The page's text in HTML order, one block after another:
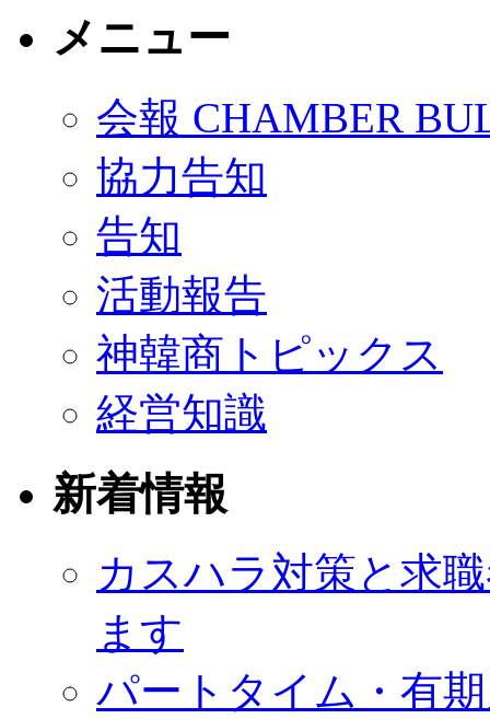
メニュー
会報 CHAMBER
協力告知
告知
活動報告
神韓商トピックス
経営知識
新着情報
カスハラ対策と求
ます
パートタイム・有